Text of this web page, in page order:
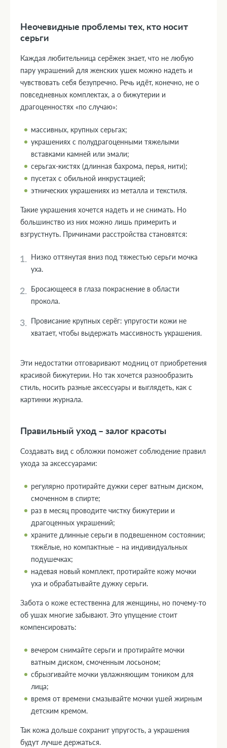
Неочевидные проблемы тех, кто носит
серьги
Каждая любительница серёжек знает, что не любую
пару украшений для женских ушек можно надеть и
чувствовать себя безупречно. Речь идёт, конечно, не о
повседневных комплектах, а о бижутерии и
драгоценностях «по случаю»:
массивных, крупных серьгах;
украшениях с полудрагоценными тяжелыми
вставками камней или эмали;
серьгах-кистях (длинная бахрома, перья, нити);
пусетах с обильной инкрустацией;
этнических украшениях из металла и текстиля.
Такие украшения хочется надеть и не снимать. Но
большинство из них можно лишь примерить и
взгрустнуть. Причинами расстройства становятся:
Низко оттянутая вниз под тяжестью серьги мочка
уха.
Бросающееся в глаза покраснение в области
прокола.
Провисание крупных серёг: упругости кожи не
хватает, чтобы выдержать массивность украшения.
Эти недостатки отговаривают модниц от приобретения
красивой бижутерии. Но так хочется разнообразить
стиль, носить разные аксессуары и выглядеть, как с
картинки журнала.
Правильный уход – залог красоты
Создавать вид с обложки поможет соблюдение правил
ухода за аксессуарами:
регулярно протирайте дужки серег ватным диском,
смоченном в спирте;
раз в месяц проводите чистку бижутерии и
драгоценных украшений;
храните длинные серьги в подвешенном состоянии;
тяжёлые, но компактные – на индивидуальных
подушечках;
надевая новый комплект, протирайте кожу мочки
уха и обрабатывайте дужку серьги.
Забота о коже естественна для женщины, но почему-то
об ушах многие забывают. Это упущение стоит
компенсировать:
вечером снимайте серьги и протирайте мочки
ватным диском, смоченным лосьоном;
сбрызгивайте мочки увлажняющим тоником для
лица;
время от времени смазывайте мочки ушей жирным
детским кремом.
Так кожа дольше сохранит упругость, а украшения
будут лучше держаться.